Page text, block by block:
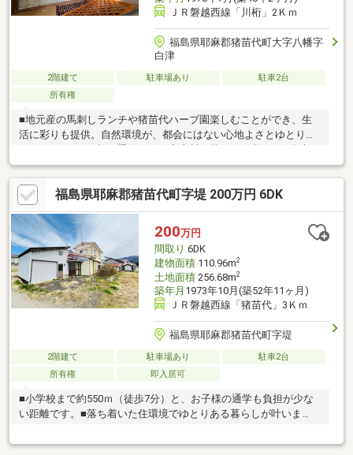
ＪＲ磐越西線「川桁」2Ｋｍ
福島県耶麻郡猪苗代町大字八幡字
白津
2階建て 駐車場あり
駐車2台
所有権
■地元産の馬刺しランチや猪苗代ハーブ園楽しむことができ、生
活に彩りも提供。自然環境が、都会にはない心地よさとゆとりを
的。春の訪れを家族で楽しめる、地域とのつながりも育める環境
です。
福島県耶麻郡猪苗代町字堤 200万円 6DK
200万円
間取り 6DK
建物面積110.96m2
土地面積256.68m2
築年月 1973年10月(築52年11ヶ月)
ＪＲ磐越西線「猪苗代」3Ｋｍ
福島県耶麻郡猪苗代町字堤
2階建て 駐車場あり
駐車2台
所有権
即入居可
■小学校まで約550ｍ（徒歩7分）と、お子様の通学も負担が少な
い距離です。■落ち着いた住環境でゆとりある暮らしが叶いま